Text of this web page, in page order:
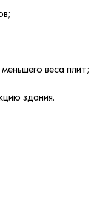
веса плит;
здания.